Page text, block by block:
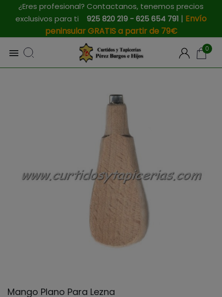
¿Eres profesional? Contactanos, tenemos precios
exclusivos para ti 925 820 219 - 625 654 791 | Envío
peninsular GRATIS a partir de 79€
 0
Mango Plano Para Lezna